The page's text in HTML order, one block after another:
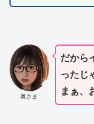
奥さま
だから
ったじ
まぁ、